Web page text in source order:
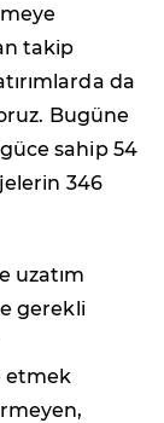
takip
da
Bugüne
sahip 54
346
uzatım
gerekli
etmek